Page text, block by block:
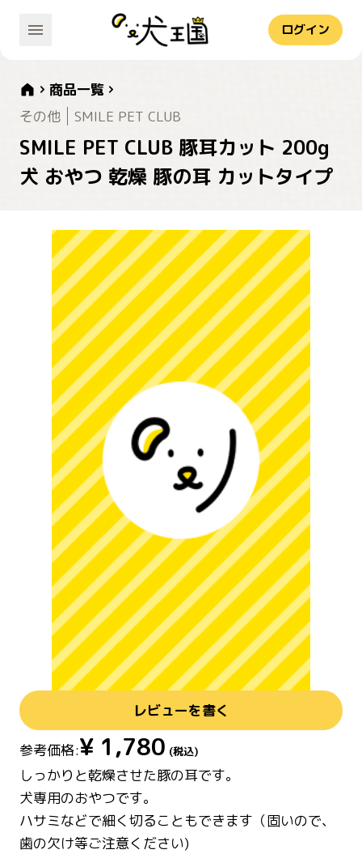
ログイン
商品一覧
その他
SMILE PET CLUB
SMILE PET CLUB 豚耳カット 200g
犬 おやつ 乾燥 豚の耳 カットタイプ
レビューを書く
参考価格:¥ 1,780 (税込)
しっかりと乾燥させた豚の耳です。
犬専用のおやつです。
ハサミなどで細く切ることもできます（固いので、
歯の欠け等ご注意ください)